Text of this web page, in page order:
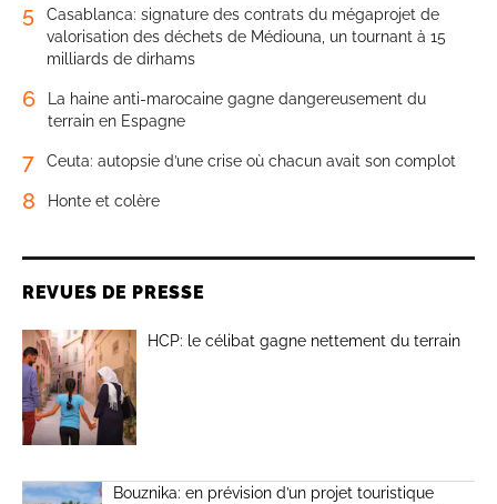
5
Casablanca: signature des contrats du mégaprojet de
valorisation des déchets de Médiouna, un tournant à 15
milliards de dirhams
6
La haine anti-marocaine gagne dangereusement du
terrain en Espagne
7 Ceuta: autopsie d’une crise où chacun avait son complot
8 Honte et colère
REVUES DE PRESSE
HCP: le célibat gagne nettement du terrain
Bouznika: en prévision d’un projet touristique